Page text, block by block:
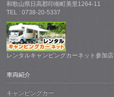
和歌山県日高郡印南町美里1264-11
TEL : 0738-20-5337
レンタルキャンピングカーネット参加店
車両紹介
キャンピングカー